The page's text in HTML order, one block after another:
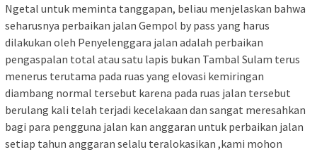
Ngetal untuk meminta tanggapan, beliau menjelaskan bahwa
seharusnya perbaikan jalan Gempol by pass yang harus
dilakukan oleh Penyelenggara jalan adalah perbaikan
pengaspalan total atau satu lapis bukan Tambal Sulam terus
menerus terutama pada ruas yang elovasi kemiringan
diambang normal tersebut karena pada ruas jalan tersebut
berulang kali telah terjadi kecelakaan dan sangat meresahkan
bagi para pengguna jalan kan anggaran untuk perbaikan jalan
setiap tahun anggaran selalu teralokasikan ,kami mohon